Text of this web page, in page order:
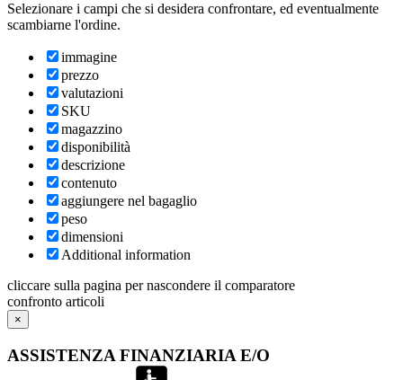
Selezionare i campi che si desidera confrontare, ed eventualmente
scambiarne l'ordine.
immagine
prezzo
valutazioni
SKU
magazzino
disponibilità
descrizione
contenuto
aggiungere nel bagaglio
peso
dimensioni
Additional information
cliccare sulla pagina per nascondere il comparatore
confronto articoli
×
ASSISTENZA FINANZIARIA E/O